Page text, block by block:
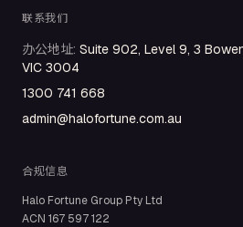
联系我们
办公地址: Suite 902, Level 9, 3
VIC 3004
1300 741 668
admin@halofortune.com.au
合规信息
Halo Fortune Group Pty Ltd
ACN 167 597 122